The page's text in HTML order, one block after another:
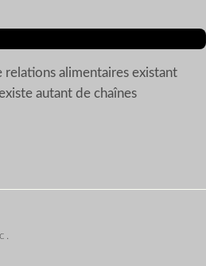
relations alimentaires existant
autant de chaînes